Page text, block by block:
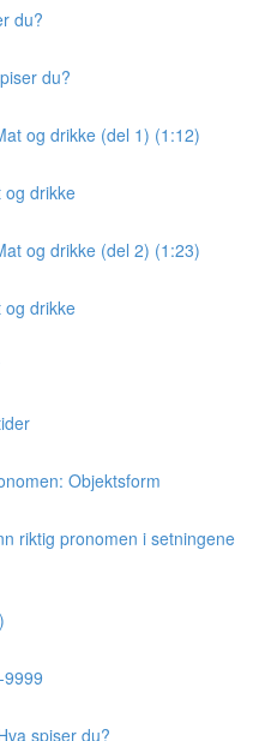
du?
du?
og drikke (del 1) (1:12)
og drikke
og drikke (del 2) (1:23)
og drikke
Objektsform
riktig pronomen i setningene
9999
spiser du?